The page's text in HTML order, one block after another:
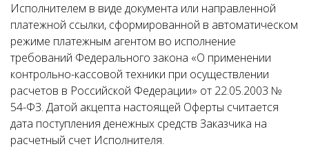
Исполнителем в виде документа или направленной
платежной ссылки, сформированной в автоматическом
режиме платежным агентом во исполнение
требований Федерального закона «О применении
контрольно-кассовой техники при осуществлении
расчетов в Российской Федерации» от 22.05.2003 №
54-ФЗ. Датой акцепта настоящей Оферты считается
дата поступления денежных средств Заказчика на
расчетный счет Исполнителя.